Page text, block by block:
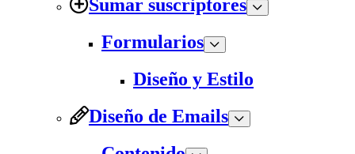
Sumar suscriptores
Formularios
Diseño y Estilo
Diseño de Emails